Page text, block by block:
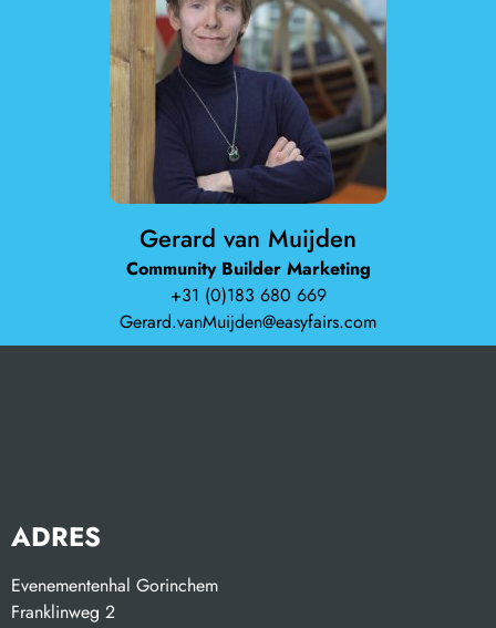
Gerard van Muijden
Community Builder Marketing
+31 (0)183 680 669
Gerard.vanMuijden@easyfairs.com
ADRES
Evenementenhal Gorinchem
Franklinweg 2